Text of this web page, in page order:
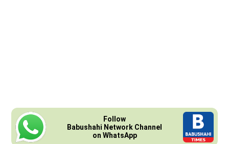
Follow
Babushahi Network Channel
on WhatsApp